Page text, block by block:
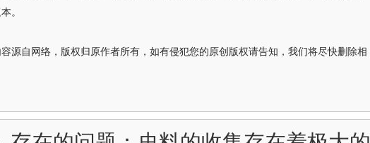
。
源自网络，版权归原作者所有，如有侵犯您的原创版权请告知，我们将尽快删除相